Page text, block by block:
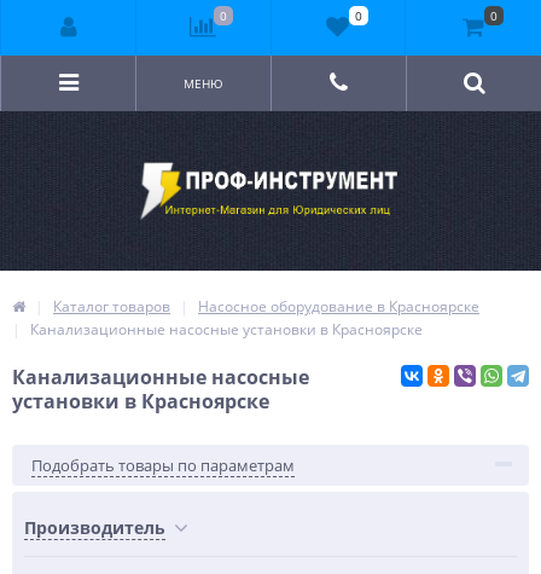
МЕНЮ
Каталог товаров
Насосное оборудование в Красноярске
Канализационные насосные установки в Красноярске
Канализационные насосные
установки в Красноярске
Подобрать товары по параметрам
Производитель
0 0 0